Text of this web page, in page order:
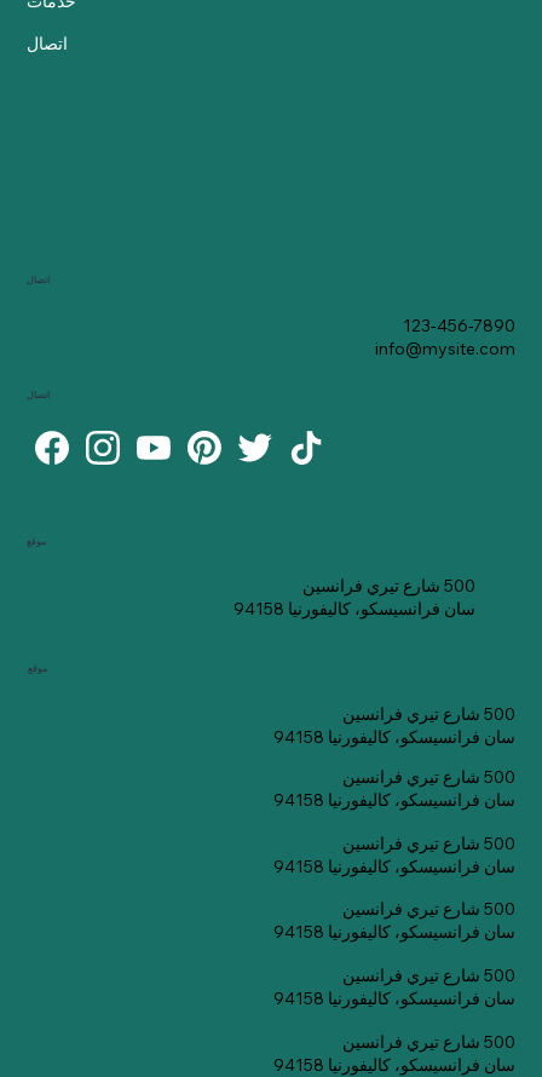
اتصال
موقع
500 شارع تيري فرانسين
سان فرانسيسكو، كاليفورنيا 94158
موقع
500 شارع تيري فرانسين
سان فرانسيسكو، كاليفورنيا 94158
500 شارع تيري فرانسين
سان فرانسيسكو، كاليفورنيا 94158
500 شارع تيري فرانسين
سان فرانسيسكو، كاليفورنيا 94158
500 شارع تيري فرانسين
سان فرانسيسكو، كاليفورنيا 94158
500 شارع تيري فرانسين
سان فرانسيسكو، كاليفورنيا 94158
500 شارع تيري فرانسين
سان فرانسيسكو، كاليفورنيا 94158
اتصال
123-456-7890
info@mysite.com
اتصال